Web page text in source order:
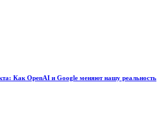
Как OpenAI и Google меняют нашу реальность